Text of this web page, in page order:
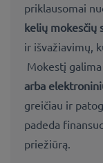
priklausomai
kelių mokesčių
ir išvažiavimų,
Mokestį
arba
greičiau ir
padeda
priežiūrą.